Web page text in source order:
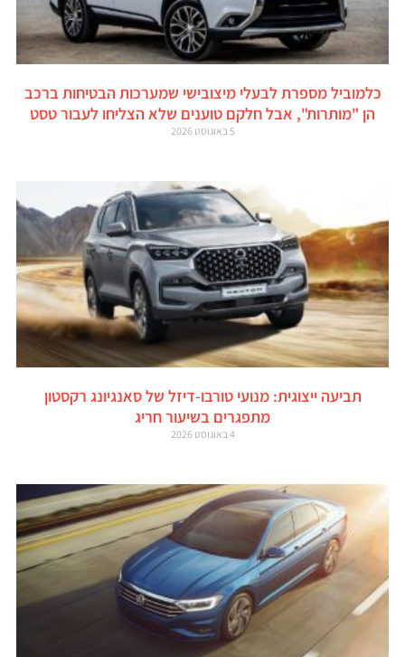
כלמוביל מספרת לבעלי מיצובישי שמערכות הבטיחות ברכב
הן "מותרות", אבל חלקם טוענים שלא הצליחו לעבור טסט
5 באוגוסט 2026
תביעה ייצוגית: מנועי טורבו-דיזל של סאנגיונג רקסטון
מתפגרים בשיעור חריג
4 באוגוסט 2026